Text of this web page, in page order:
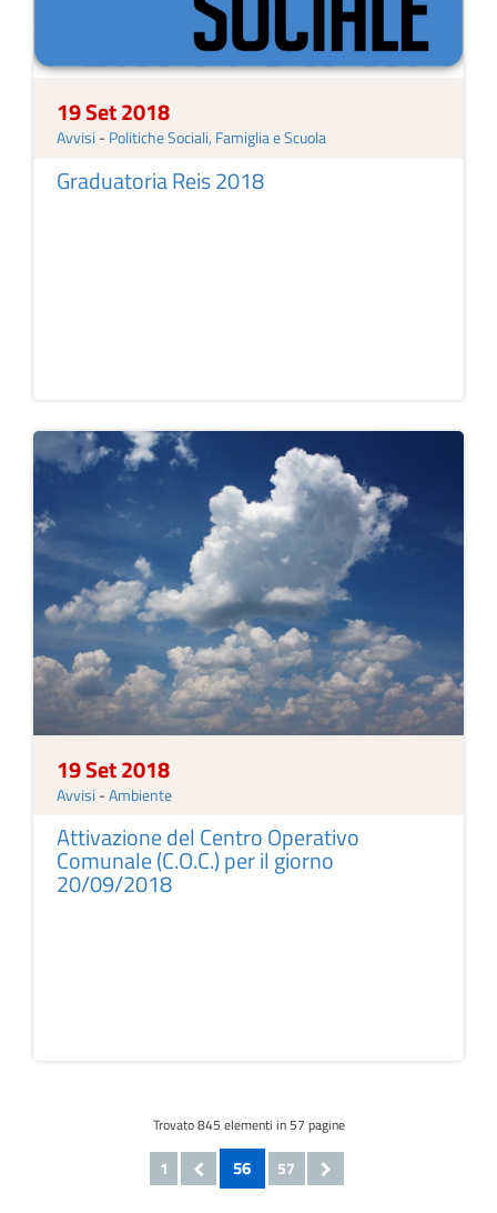
19 Set 2018
Avvisi - Politiche Sociali, Famiglia e Scuola
Graduatoria Reis 2018
19 Set 2018
Avvisi -Ambiente
Attivazione del Centro Operativo
Comunale (C.O.C.) per il giorno
20/09/2018
Trovato845 elementi in 57 pagine
1 56 57